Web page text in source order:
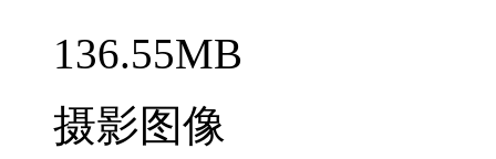
136.55MB
摄影图像